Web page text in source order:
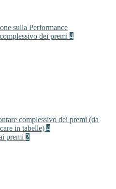
sulla Performance
dei premi 4
complessivo dei premi (da
in tabelle) 4
premi 2